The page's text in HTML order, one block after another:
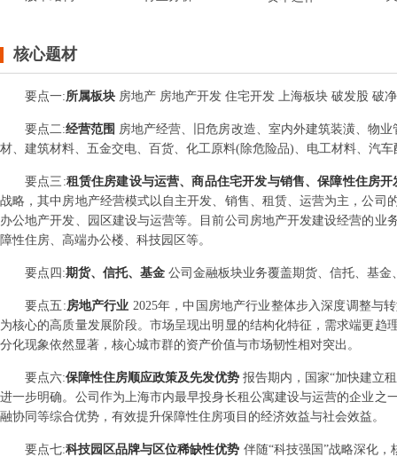
核心题材
要点一:所属板块 房地产 房地产开发 住宅开发 上海板块 破发股 破
要点二:经营范围 房地产经营、旧危房改造、室内外建筑装潢、物
材、建筑材料、五金交电、百货、化工原料(除危险品)、电工材料、汽车
要点三 :租赁住房建设与运营、商品住宅开发与销售、保障性住房
战略，其中房地产经营模式以自主开发、销售、租赁、运营为主，公
办公地产开发、园区建设与运营等。目前公司房地产开发建设经营的
障性住房、高端办公楼、科技园区等。
要点 四 :期货、信托、基金 公司金融板块业务覆盖期货、信托、基
要点五 :房地产行业 2025年，中国房地产行业整体步入深度调整与
为核心的高质量发展阶段。市场呈现出明显的结构化特征，需求端更
分化现象依然显著，核心城市群的资产价值与市场韧性相对突出。
要点六:保障性住房顺应政策及先发优势 报告期内，国家“加快建立
进一步明确。公司作为上海市内最早投身长租公寓建设与运营的企业
融协同等综合优势，有效提升保障性住房项目的经济效益与社会效益。
要点七:科技园区品牌与区位稀缺性优势 伴随“科技强国”战略深化